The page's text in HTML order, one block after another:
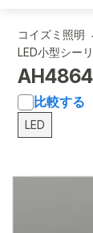
コイズミ照明
LED小型シー
比較する
LED